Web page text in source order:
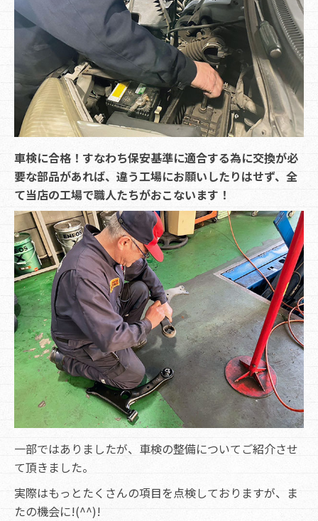
車検に合格！すなわち保安基準に適合する為に交換が必
要な部品があれば、違う工場にお願いしたりはせず、全
て当店の工場で職人たちがおこないます！
一部ではありましたが、車検の整備についてご紹介させ
て頂きました。
実際はもっとたくさんの項目を点検しておりますが、ま
たの機会に!(^^)!